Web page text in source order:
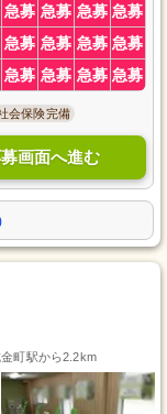
急募 急募 急募 急募
急募 急募 急募 急募
急募 急募 急募 急募
会保険完備
画面へ進む
町駅から2.2km